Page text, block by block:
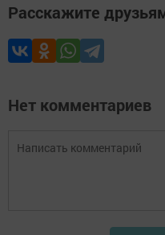
Расскажите
Нет комментариев